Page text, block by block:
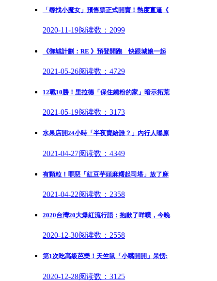
「尋找小魔女」預售票正式開賣！熱度直逼《
2020-11-19阅读数：2099
《御城計劃：RE 》預登開跑 快跟城娘一起
2021-05-26阅读数：4729
12戰10勝！里拉德「保住鐵粉的家」暗示拓荒
2021-05-19阅读数：3173
水果店開24小時「半夜賣給誰？」內行人曝原
2021-04-27阅读数：4349
有顆粒！罪惡「紅豆芋頭麻糬起司塔」放了麻
2021-04-22阅读数：2358
2020台灣20大爆紅流行語：抱歉了咩噗，今晚
2020-12-30阅读数：2558
第1次吃高級芭樂！天竺鼠「小嘴開開」呆愣:
2020-12-28阅读数：3125